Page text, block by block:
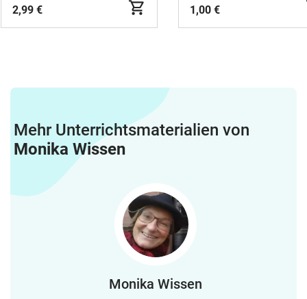
2,99 € 1,00 €
Mehr Unterrichtsmaterialien von
Monika Wissen
Monika Wissen